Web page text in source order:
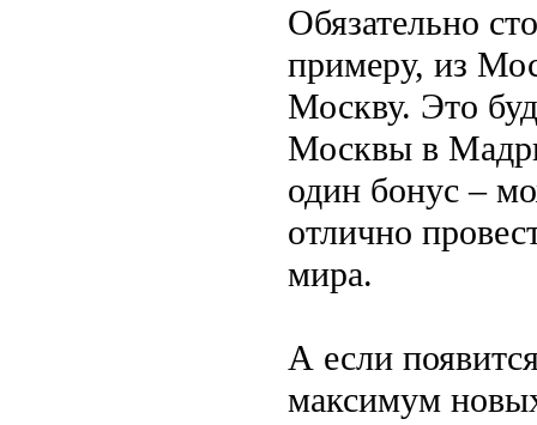
Обязательно
примеру, из
Москву. Это
Москвы в
один бонус –
отлично
мира.
А если
максимум